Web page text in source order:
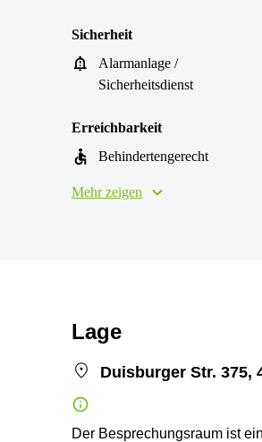
Sicherheit
Alarmanlage /
Sicherheitsdienst
Erreichbarkeit
Behindertengerecht
Mehr zeigen
Lage
Duisburger Str. 375,
Der Besprechungsraum ist